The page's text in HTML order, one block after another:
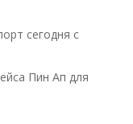
сегодня с
Пин Ап для